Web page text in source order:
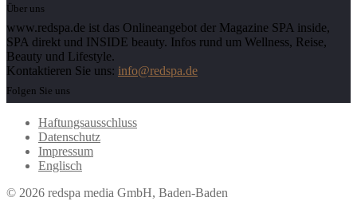
Über uns
www.redspa.de ist das Onlineangebot der Magazine SPA inside,
SPA direkt und INSIDE beauty. Infos rund um Wellness, Reise,
Beauty und Lifestyle.
Kontaktieren Sie uns: info@redspa.de
Folgen Sie uns
Haftungsausschluss
Datenschutz
Impressum
Englisch
© 2026 redspa media GmbH, Baden-Baden